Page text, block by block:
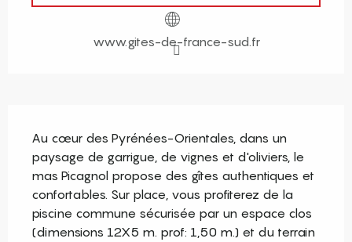
www.gites-de-france-sud.fr
Au cœur des Pyrénées-Orientales, dans un
paysage de garrigue, de vignes et d'oliviers, le
mas Picagnol propose des gîtes authentiques et
confortables. Sur place, vous profiterez de la
piscine commune sécurisée par un espace clos
(dimensions 12X5 m. prof: 1,50 m.) et du terrain